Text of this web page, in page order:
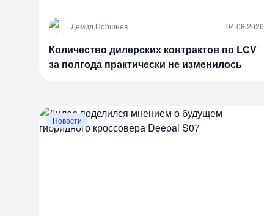
Д Демид Поршнев 04.08.2026
Количество дилерских контрактов по LCV
за полгода практически не изменилось
Новости